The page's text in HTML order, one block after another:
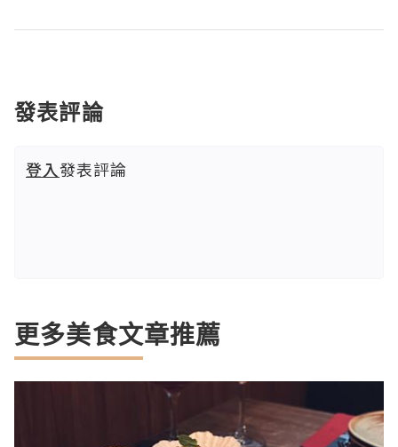
發表評論
登入發表評論
更多美食文章推薦